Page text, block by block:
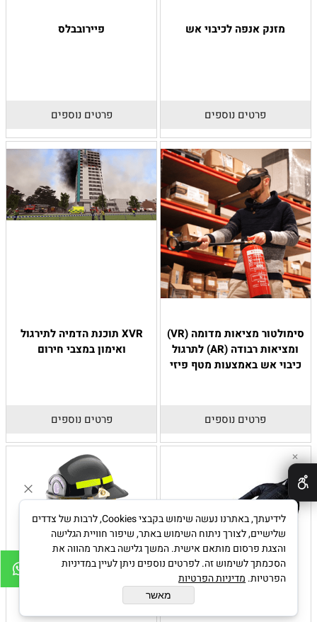
מזנק אנפה לכיבוי אש
פרטים נוספים
פיירובבלס
פרטים נוספים
סימולטור מציאות מדומה (VR)
ומציאות רבודה (AR) לתרגול
כיבוי אש באמצעות מטף פיזי
פרטים נוספים
XVR תוכנת הדמיה לתירגול
ואימון במצבי חירום
פרטים נוספים
✕
לידיעתך, באתרנו נעשה שימוש בקבצי Cookies, לרבות של צדדים
שלישיים, לצורך ניתוח השימוש באתר, שיפור חוויית הגלישה
והצגת פרסום מותאם אישית. המשך גלישה באתר מהווה את
הסכמתך לשימוש זה. לפרטים נוספים ניתן לעיין במדיניות
הפרטיות. מדיניות הפרטיות
מאשר